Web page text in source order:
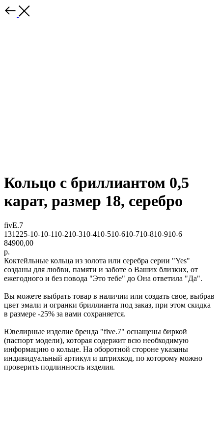
Кольцо с бриллиантом 0,5
карат, размер 18, серебро
fivE.7
131225-10-10-110-210-310-410-510-610-710-810-910-6
84900,00
р.
Коктейльные кольца из золота или серебра серии "Yes"
созданы для любви, памяти и заботе о Ваших близких, от
ежегодного и без повода "Это тебе" до Она ответила "Да".
Вы можете выбрать товар в наличии или создать свое, выбрав
цвет эмали и огранки бриллианта под заказ, при этом скидка
в размере -25% за вами сохраняется.
Ювелирные изделие бренда "five.7" оснащены биркой
(паспорт модели), которая содержит всю необходимую
информацию о кольце. На оборотной стороне указаны
индивидуальный артикул и штрихкод, по которому можно
проверить подлинность изделия.